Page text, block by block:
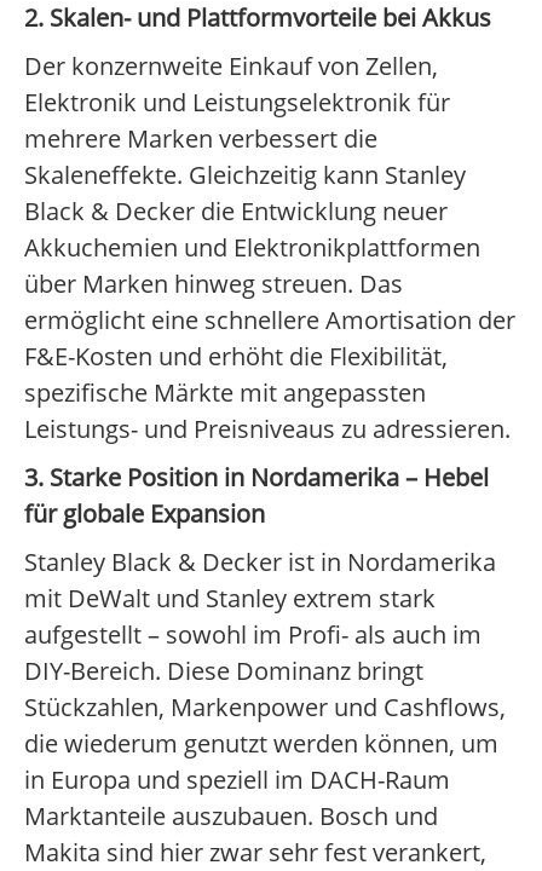
2. Skalen- und Plattformvorteile bei Akkus
Der konzernweite Einkauf von Zellen,
Elektronik und Leistungselektronik für
mehrere Marken verbessert die
Skaleneffekte. Gleichzeitig kann Stanley
Black & Decker die Entwicklung neuer
Akkuchemien und Elektronikplattformen
über Marken hinweg streuen. Das
ermöglicht eine schnellere Amortisation der
F&E-Kosten und erhöht die Flexibilität,
spezifische Märkte mit angepassten
Leistungs- und Preisniveaus zu adressieren.
3. Starke Position in Nordamerika – Hebel
für globale Expansion
Stanley Black & Decker ist in Nordamerika
mit DeWalt und Stanley extrem stark
aufgestellt – sowohl im Profi- als auch im
DIY-Bereich. Diese Dominanz bringt
Stückzahlen, Markenpower und Cashflows,
die wiederum genutzt werden können, um
in Europa und speziell im DACH-Raum
Marktanteile auszubauen. Bosch und
Makita sind hier zwar sehr fest verankert,